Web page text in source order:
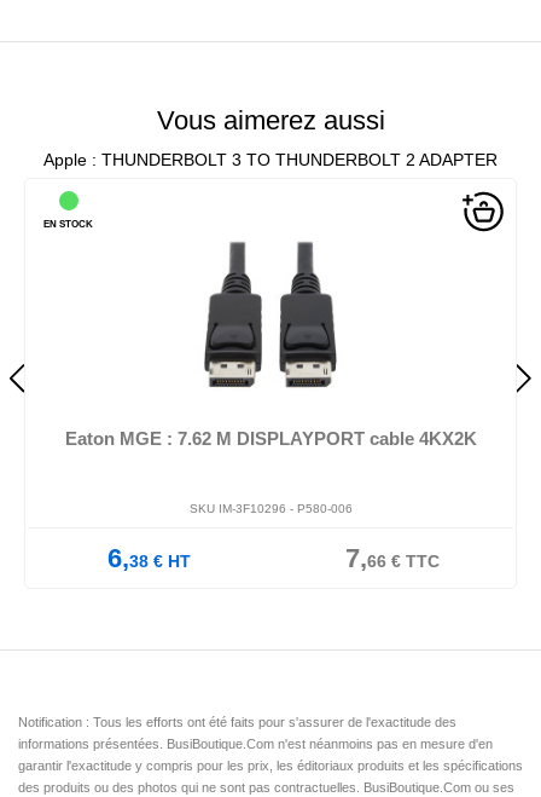
Vous aimerez aussi
Apple : THUNDERBOLT 3 TO THUNDERBOLT 2 ADAPTER
Eaton MGE : 7.62 M DISPLAYPORT cable 4KX2K
SKU IM-3F10296 - P580-006
6,38 € HT 7,66€TTC
EN STOCK
Notification : Tous les efforts ont été faits pour s'assurer de l'exactitude des
informations présentées. BusiBoutique.Com n'est néanmoins pas en mesure d'en
garantir l'exactitude y compris pour les prix, les éditoriaux produits et les spécifications
des produits ou des photos qui ne sont pas contractuelles. BusiBoutique.Com ou ses